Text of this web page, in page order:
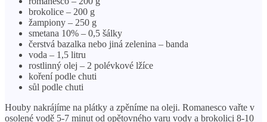
brokolice – 200 g
žampiony – 250 g
smetana 10% – 0,5 šálky
čerstvá bazalka nebo jiná zelenina – banda
voda – 1,5 litru
rostlinný olej – 2 polévkové lžíce
koření podle chuti
sůl podle chuti
Houby nakrájíme na plátky a zpěníme na oleji. Romanesco vařte v
osolené vodě 5-7 minut od opětovného varu vody a brokolici 8-10